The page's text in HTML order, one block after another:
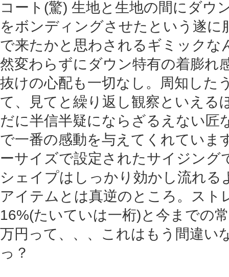
コート(驚) 生地と生地の間にダウ
をボンディングさせたという遂に
で来たかと思わされるギミックな
然変わらずにダウン特有の着膨れ
抜けの心配も一切なし。周知した
て、見てと繰り返し観察といえる
だに半信半疑にならざるえない匠
で一番の感動を与えてくれてい
ーサイズで設定されたサイジング
シェイプはしっかり効かし流れる
アイテムとは真逆のところ。スト
16%(たいていは一桁)と今までの
万円って、、、これはもう間違い
っ？